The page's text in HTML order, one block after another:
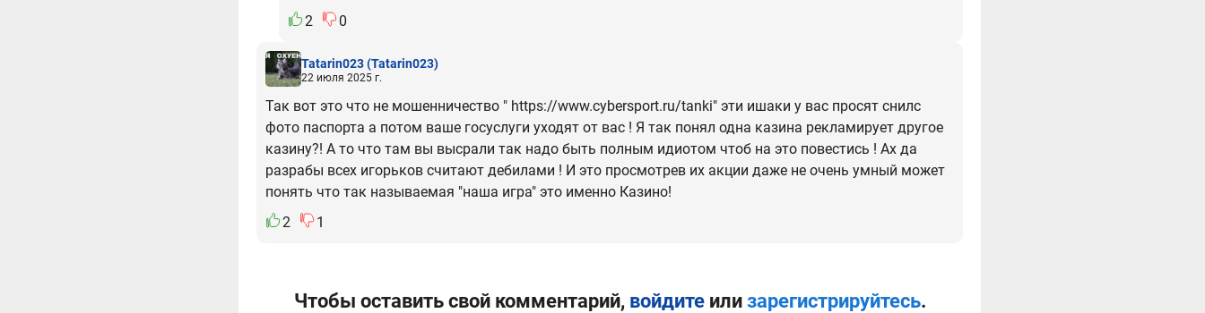
2
0
Tatarin023(Tatarin023)
22 июля 2025 г.
Так вот это что не мошенничество " https://www.cybersport.ru/tanki" эти ишаки у вас просят снилс
фото паспорта а потом ваше госуслуги уходят от вас ! Я так понял одна казина рекламирует другое
казину?! А то что там вы высрали так надо быть полным идиотом чтоб на это повестись ! Ах да
разрабы всех игорьков считают дебилами ! И это просмотрев их акции даже не очень умный может
понять что так называемая "наша игра" это именно Казино!
2
1
Чтобы оставить свой комментарий, войдитеили зарегистрируйтесь.